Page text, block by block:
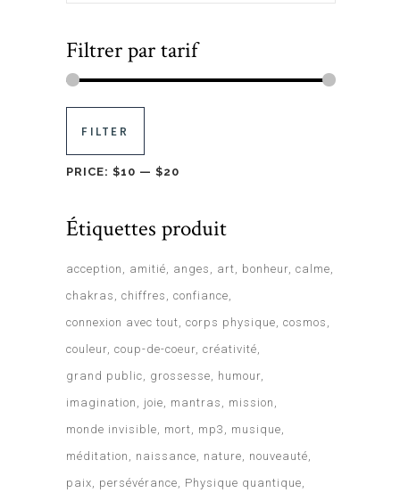
Filtrer par tarif
FILTER
PRICE: $10 — $20
Étiquettes produit
acception amitié anges art bonheur calme
chakras
chiffres
confiance
connexion avec tout corps physique cosmos
couleur coup-de-coeur créativité
grand public
grossesse
humour
imagination
joie mantras
mission
monde invisible
mort mp3
musique
méditation
naissance nature
nouveauté
paix
persévérance
Physique quantique